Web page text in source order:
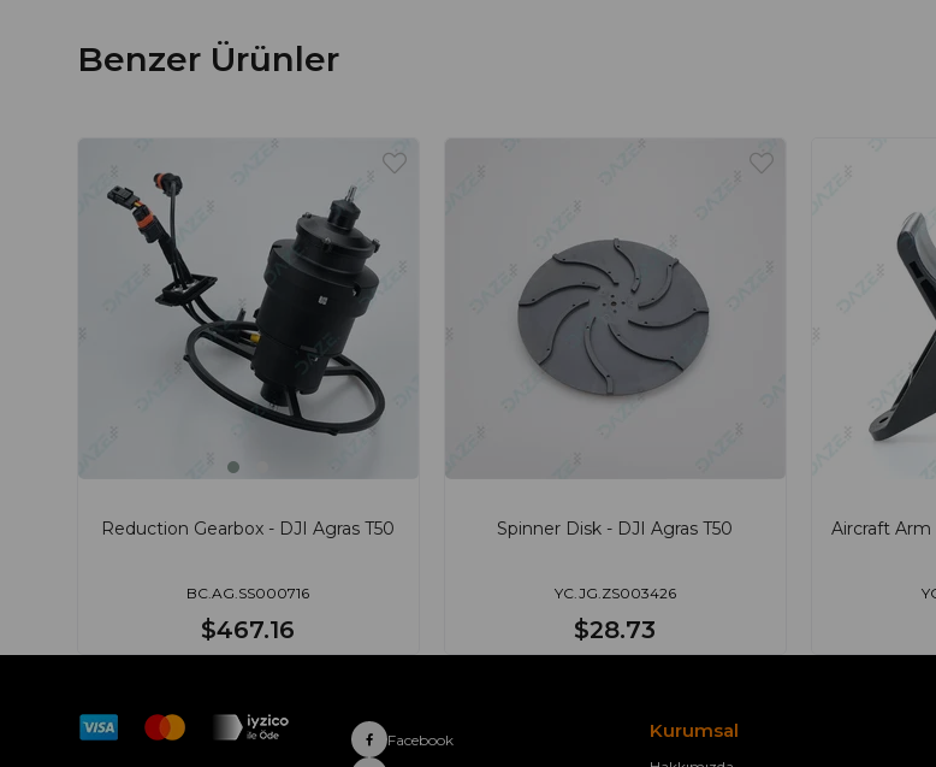
Benzer Ürünler
Reduction Gearbox - DJI Agras T50
BC.AG.SS000716
$467.16
Spinner Disk - DJI Agras T50
YC.JG.ZS003426
$28.73
Aircraft Arm
Facebook
Kurumsal